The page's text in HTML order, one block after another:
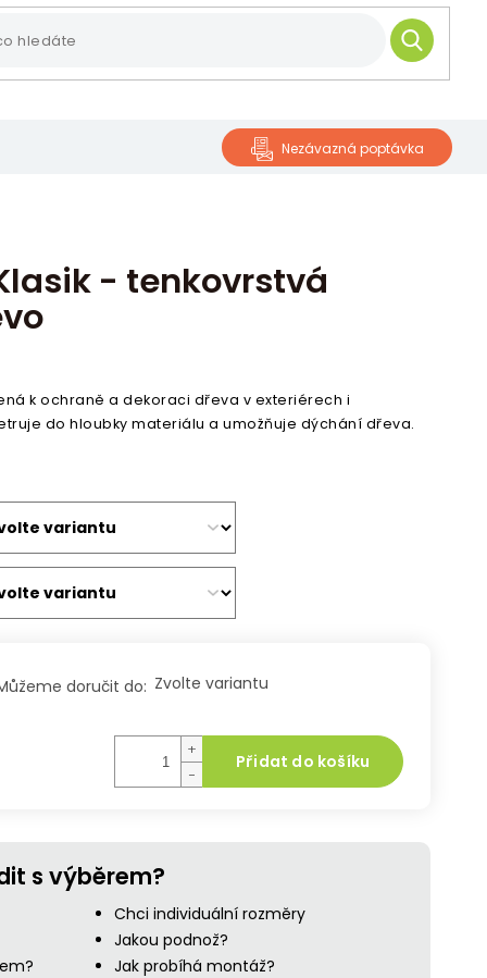
HLEDAT
Nezávazná poptávka
- tenkovrstvá
doručit do: Zvolte variantu
+
−
Přidat do košíku
s výběrem?
Chci individuální rozměry
Jakou podnož?
Jak probíhá montáž?
k ochraně a dekoraci dřeva v exteriérech i
do hloubky materiálu a umožňuje dýchání dřeva.